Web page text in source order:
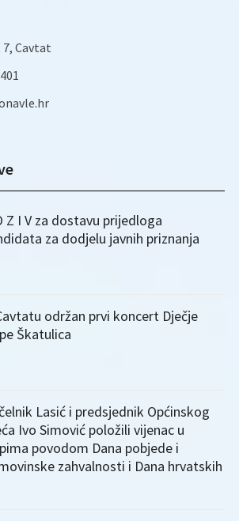
Cavtat
Z I V za dostavu prijedloga
za dodjelu javnih priznanja
održan prvi koncert Dječje
Škatulica
Lasić i predsjednik Općinskog
Ivo Simović položili vijenac u
povodom Dana pobjede i
zahvalnosti i Dana hrvatskih